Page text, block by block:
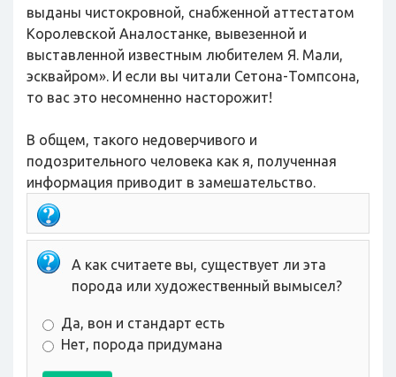
выданы чистокровной, снабженной аттестатом
Королевской Аналостанке, вывезенной и
выставленной известным любителем Я. Мали,
эсквайром». И если вы читали Сетона-Томпсона,
то вас это несомненно насторожит!
В общем, такого недоверчивого и
подозрительного человека как я, полученная
информация приводит в замешательство.
А как считаете вы, существует ли эта
порода или художественный вымысел?
Да, вон и стандарт есть
Нет, порода придумана